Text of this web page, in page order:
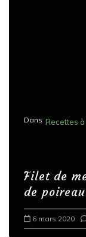
Dans Recettes
Filet de
de
6 mars 2020